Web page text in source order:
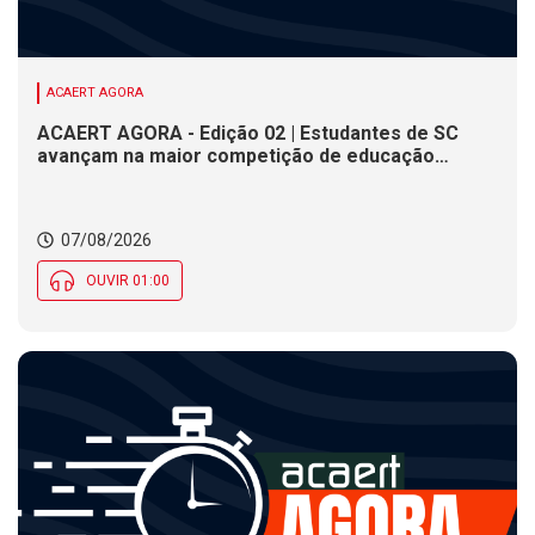
ACAERT AGORA
ACAERT AGORA - Edição 02 | Estudantes de SC
avançam na maior competição de educação
Social nesta sexta (7)
07/08/2026
OUVIR 01:00